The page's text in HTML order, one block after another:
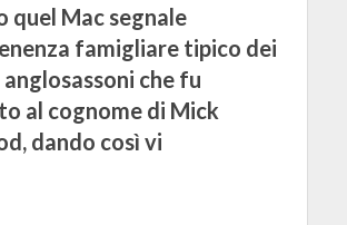
Mac segnale
famigliare tipico dei
che fu
al cognome di Mick
dando così vi